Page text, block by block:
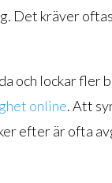
Det kräver
och lockar fler
online. Att
efter är ofta